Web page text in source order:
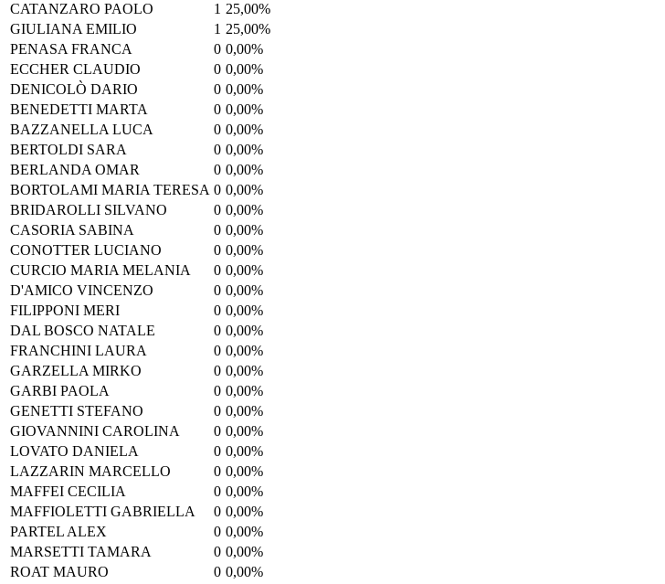
CATANZARO PAOLO
1 25,00%
GIULIANA EMILIO
1 25,00%
PENASA FRANCA
0 0,00%
ECCHER CLAUDIO
0 0,00%
DENICOLÒ DARIO
0 0,00%
BENEDETTI MARTA
0 0,00%
BAZZANELLA LUCA
0 0,00%
BERTOLDI SARA
0 0,00%
BERLANDA OMAR
0 0,00%
BORTOLAMI MARIA TERESA 0 0,00%
BRIDAROLLI SILVANO
0 0,00%
CASORIA SABINA
0 0,00%
CONOTTER LUCIANO
0 0,00%
CURCIO MARIA MELANIA
0 0,00%
D'AMICO VINCENZO
0 0,00%
FILIPPONI MERI
0 0,00%
DAL BOSCO NATALE
0 0,00%
FRANCHINI LAURA
0 0,00%
GARZELLA MIRKO
0 0,00%
GARBI PAOLA
0 0,00%
GENETTI STEFANO
0 0,00%
GIOVANNINI CAROLINA
0 0,00%
LOVATO DANIELA
0 0,00%
LAZZARIN MARCELLO
0 0,00%
MAFFEI CECILIA
0 0,00%
MAFFIOLETTI GABRIELLA
0 0,00%
PARTEL ALEX
0 0,00%
MARSETTI TAMARA
0 0,00%
ROAT MAURO
0 0,00%